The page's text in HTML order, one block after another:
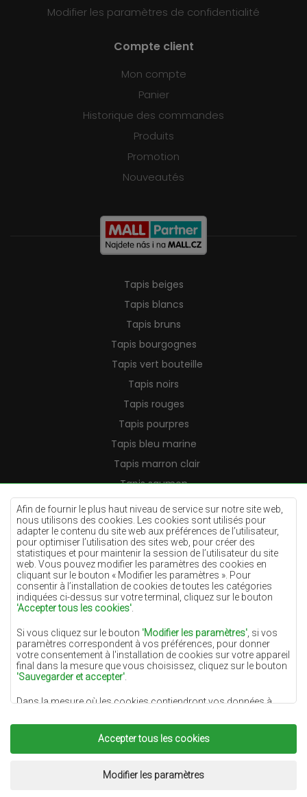
Afin de fournir le plus haut niveau de service sur notre site web,
nous utilisons des cookies. Les cookies sont utilisés pour
adapter le contenu du site web aux préférences de l’utilisateur,
pour optimiser l’utilisation des sites web, pour créer des
statistiques et pour maintenir la session de l’utilisateur du site
web. Vous pouvez modifier les paramètres des cookies en
cliquant sur le bouton « Modifier les paramètres ». Pour
consentir à l’installation de cookies de toutes les catégories
indiquées ci-dessus sur votre terminal, cliquez sur le bouton
'Accepter tous les cookies'
Si vous cliquez sur le bouton 'Modifier les paramètres' , si vos
paramètres correspondent à vos préférences, pour donner
votre consentement à l'installation de cookies sur votre appareil
final dans la mesure que vous choisissez, cliquez sur le bouton
'Sauvegarder et accepter'
Dans la mesure où les cookies contiendront vos données à
du responsable du traitement des données (DYWANYCHEMEX)
ou de tiers sous la forme de la fourniture de services de haute
qualité sur notre site Web et des activités de marketing du
responsable du traitement des données et de ses Partenaires de
Accepter tous les cookies
Modifier les paramètres
Modifier les paramètres de confidentialité
Compte client
Mon compte
Panier
Historique des commandes
Produits
Promotion
Nouveautés
Tapis beiges
Tapis blancs
Tapis bruns
Tapis bourgognes
Tapis vert bouteille
Tapis noirs
Tapis rouges
Tapis pourpres
Tapis bleu marine
Tapis marron clair
Tapis saumon
Tapis crème
Tapis lilas
Tapis jaunes
Tapis menthe
Tapis bleus
Tapis oranges
Tapis gris
Tapis terre cuite
Tapis dorés
Réalisation:www.dimax.pl